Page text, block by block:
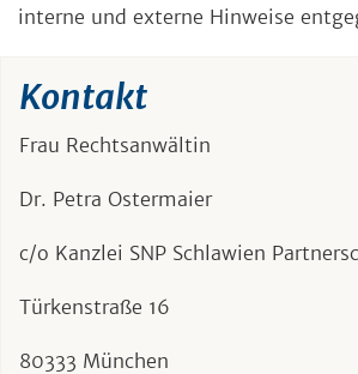
interne und externe Hinweise
Kontakt
Frau Rechtsanwältin
Dr. Petra Ostermaier
c/o Kanzlei SNP Schlawien
Türkenstraße 16
80333 München